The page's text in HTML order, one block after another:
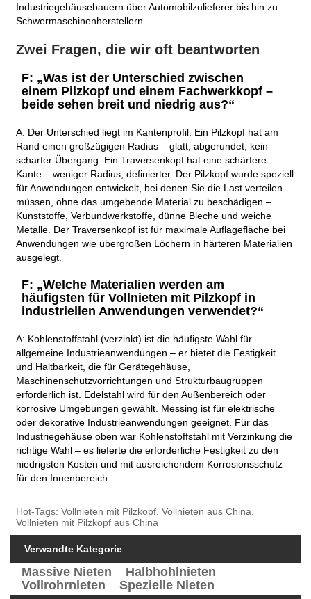
Industriegehäusebauern über Automobilzulieferer bis hin zu
Schwermaschinenherstellern.
Zwei Fragen, die wir oft beantworten
F: „Was ist der Unterschied zwischen
einem Pilzkopf und einem Fachwerkkopf –
beide sehen breit und niedrig aus?“
A: Der Unterschied liegt im Kantenprofil. Ein Pilzkopf hat am
Rand einen großzügigen Radius – glatt, abgerundet, kein
scharfer Übergang. Ein Traversenkopf hat eine schärfere
Kante – weniger Radius, definierter. Der Pilzkopf wurde speziell
für Anwendungen entwickelt, bei denen Sie die Last verteilen
müssen, ohne das umgebende Material zu beschädigen –
Kunststoffe, Verbundwerkstoffe, dünne Bleche und weiche
Metalle. Der Traversenkopf ist für maximale Auflagefläche bei
Anwendungen wie übergroßen Löchern in härteren Materialien
ausgelegt.
F: „Welche Materialien werden am
häufigsten für Vollnieten mit Pilzkopf in
industriellen Anwendungen verwendet?“
A: Kohlenstoffstahl (verzinkt) ist die häufigste Wahl für
allgemeine Industrieanwendungen – er bietet die Festigkeit
und Haltbarkeit, die für Gerätegehäuse,
Maschinenschutzvorrichtungen und Strukturbaugruppen
erforderlich ist. Edelstahl wird für den Außenbereich oder
korrosive Umgebungen gewählt. Messing ist für elektrische
oder dekorative Industrieanwendungen geeignet. Für das
Industriegehäuse oben war Kohlenstoffstahl mit Verzinkung die
richtige Wahl – es lieferte die erforderliche Festigkeit zu den
niedrigsten Kosten und mit ausreichendem Korrosionsschutz
für den Innenbereich.
Hot-Tags: Vollnieten mit Pilzkopf, Vollnieten aus China,
Vollnieten mit Pilzkopf aus China
Verwandte Kategorie
Massive Nieten
Halbhohlnieten
Vollrohrnieten
Spezielle Nieten